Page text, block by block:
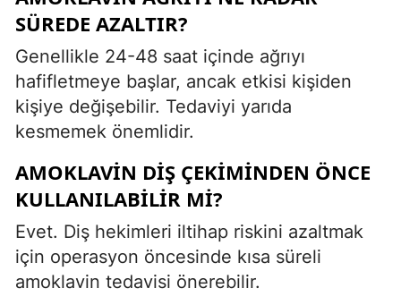
SÜREDE AZALTIR?
Genellikle 24-48 saat içinde ağrıyı
hafifletmeye başlar, ancak etkisi kişiden
kişiye değişebilir. Tedaviyi yarıda
kesmemek önemlidir.
AMOKLAVIN DIŞ ÇEKIMINDEN ÖNCE
KULLANILABILIR MI?
Evet. Diş hekimleri iltihap riskini azaltmak
için operasyon öncesinde kısa süreli
amoklavin tedavisi önerebilir.